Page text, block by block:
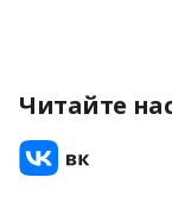
Читайте